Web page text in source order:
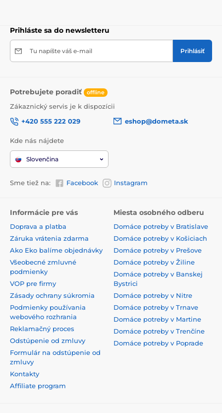
Prihláste sa do newsletteru
Tu napíšte váš e-mail Prihlásiť
Potrebujete poradiť offline
Zákaznický servis je k dispozícii
+420 555 222 029
eshop@dometa.sk
Kde nás nájdete
Slovenčina
Sme tiež na: Facebook Instagram
Informácie pre vás
Doprava a platba
Záruka vrátenia zdarma
Ako Eko balíme objednávky
Všeobecné zmluvné
podmienky
VOP pre firmy
Zásady ochrany súkromia
Podmienky používania
webového rozhrania
Reklamačný proces
Odstúpenie od zmluvy
Formulár na odstúpenie od
zmluvy
Kontakty
Affiliate program
Miesta osobného odberu
Domáce potreby v Bratislave
Domáce potreby v Košiciach
Domáce potreby v Prešove
Domáce potreby v Žiline
Domáce potreby v Banskej
Bystrici
Domáce potreby v Nitre
Domáce potreby v Trnave
Domáce potreby v Martine
Domáce potreby v Trenčíne
Domáce potreby v Poprade